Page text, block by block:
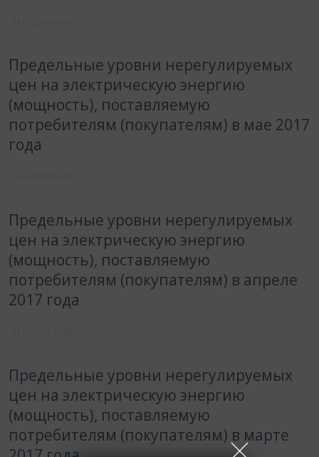
Предельные уровни нерегулируемых
цен на электрическую энергию
(мощность), поставляемую
потребителям (покупателям) в мае 2017
года
Предельные уровни нерегулируемых
цен на электрическую энергию
(мощность), поставляемую
потребителям (покупателям) в апреле
2017 года
Предельные уровни нерегулируемых
цен на электрическую энергию
(мощность), поставляемую
потребителям (покупателям) в марте